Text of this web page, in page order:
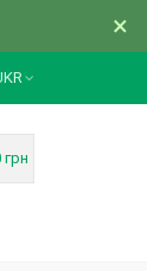
×
грн